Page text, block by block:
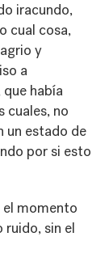
iracundo,
cual cosa,
y
a
había
no
un estado de
por si esto
el momento
ruido, sin el